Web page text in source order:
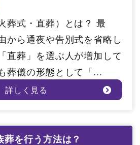
葬式・直葬）とは？ 最
から通夜や告別式を省略し
直葬」を選ぶ人が増加して
葬儀の形態として「...
詳しく見る
を行う方法は？